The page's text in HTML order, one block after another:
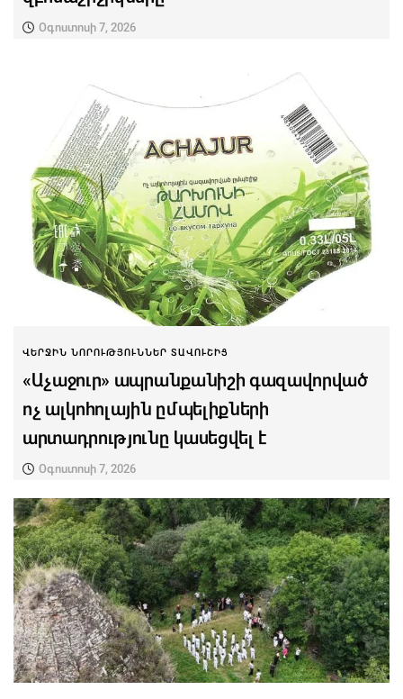
Օգոստոսի 7, 2026
ՎԵՐՋԻՆ ՆՈՐՈՒԹՅՈՒՆՆԵՐ ՏԱՎՈՒՇԻՑ
«Աչաջուր» ապրանքանիշի գազավորված
ոչ ալկոհոլային ըմպելիքների
արտադրությունը կասեցվել է
Օգոստոսի 7, 2026